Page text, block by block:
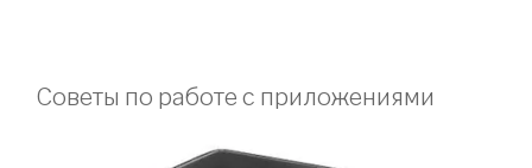
Советы по работе с приложениями